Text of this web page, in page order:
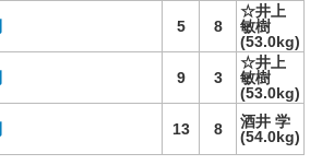
5 8
☆井上
敏樹
(53.0kg)
9 3
☆井上
敏樹
(53.0kg)
13 8
酒井 学
(54.0kg)